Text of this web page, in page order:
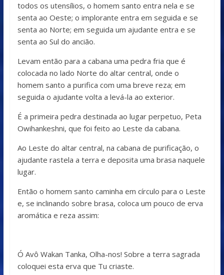
todos os utensílios, o homem santo entra nela e se
senta ao Oeste; o implorante entra em seguida e se
senta ao Norte; em seguida um ajudante entra e se
senta ao Sul do ancião.
Levam então para a cabana uma pedra fria que é
colocada no lado Norte do altar central, onde o
homem santo a purifica com uma breve reza; em
seguida o ajudante volta a levá-la ao exterior.
É a primeira pedra destinada ao lugar perpetuo, Peta
Owihankeshni, que foi feito ao Leste da cabana.
Ao Leste do altar central, na cabana de purificação, o
ajudante rastela a terra e deposita uma brasa naquele
lugar.
Então o homem santo caminha em círculo para o Leste
e, se inclinando sobre brasa, coloca um pouco de erva
aromática e reza assim:
Ó Avô Wakan Tanka, Olha-nos! Sobre a terra sagrada
coloquei esta erva que Tu criaste.